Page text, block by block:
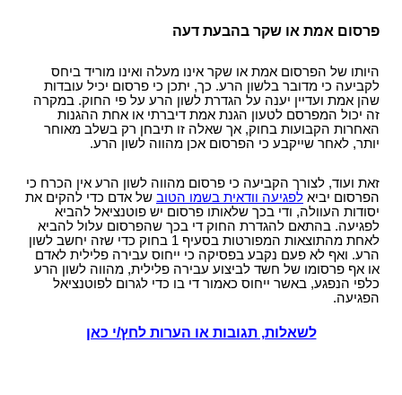
פרסום אמת או שקר בהבעת דעה
היותו של הפרסום אמת או שקר אינו מעלה ואינו מוריד ביחס
לקביעה כי מדובר בלשון הרע. כך, יתכן כי פרסום יכיל עובדות
שהן אמת ועדיין יענה על הגדרת לשון הרע על פי החוק. במקרה
זה יכול המפרסם לטעון הגנת אמת דיברתי או אחת ההגנות
האחרות הקבועות בחוק, אך שאלה זו תיבחן רק בשלב מאוחר
יותר, לאחר שייקבע כי הפרסום אכן מהווה לשון הרע.
זאת ועוד, לצורך הקביעה כי פרסום מהווה לשון הרע אין הכרח כי
הפרסום יביא לפגיעה וודאית בשמו הטוב של אדם כדי להקים את
יסודות העוולה, ודי בכך שלאותו פרסום יש פוטנציאל להביא
לפגיעה. בהתאם להגדרת החוק די בכך שהפרסום עלול להביא
לאחת מהתוצאות המפורטות בסעיף 1 בחוק כדי שזה יחשב לשון
הרע. ואף לא פעם נקבע בפסיקה כי ייחוס עבירה פלילית לאדם
או אף פרסומו של חשד לביצוע עבירה פלילית, מהווה לשון הרע
כלפי הנפגע, באשר ייחוס כאמור די בו כדי לגרום לפוטנציאל
הפגיעה.
לשאלות, תגובות או הערות לחץ/י כאן